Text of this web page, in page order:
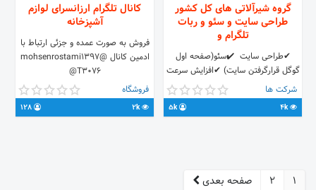
گروه شیرآلاتی های کل کشور
طراحی سایت و سئو و ربات
تلگرام و
✔طراحی سایت ️ ✔️سئو(صفحه اول
گوگل قرارگرفتن سایت) ✔افزایش سرعت
سایت ️ ✔️طراحی ربات تلگرامی
✔️تبلیغات درفضای مجازی 😊طراحی
کمپین😊 💯برندسازی/تحلیل کسب
شرکت ها
4k
5k
کانال تلگرام ارزانسرای لوازم
آشپزخانه
فروش به صورت عمده و جزئی ارتباط با
ادمین کانال @mohsenrostami1397
@T3076
فروشگاه
2k
1
2 صفحه بعدی